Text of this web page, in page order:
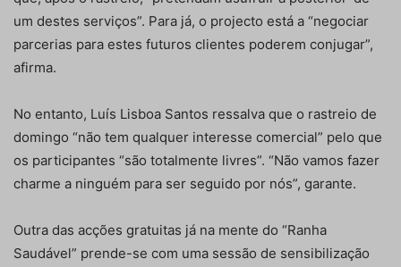
um destes serviços”. Para já, o projecto está a “negociar
parcerias para estes futuros clientes poderem conjugar”,
afirma.
No entanto, Luís Lisboa Santos ressalva que o rastreio de
domingo “não tem qualquer interesse comercial” pelo que
os participantes “são totalmente livres”. “Não vamos fazer
charme a ninguém para ser seguido por nós”, garante.
Outra das acções gratuitas já na mente do “Ranha
Saudável” prende-se com uma sessão de sensibilização